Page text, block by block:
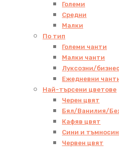
Големи
Средни
Малки
По тип
Големи чанти
Малки чанти
Луксозни/
Ежедневни
Най-търсени цветове
Черен цвят
Бял/Ванилия/
Кафяв цвят
Сини и
Червен цвят